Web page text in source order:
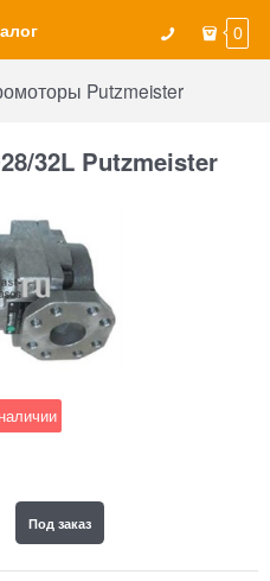
0
Putzmeister
32L Putzmeister
Под заказ